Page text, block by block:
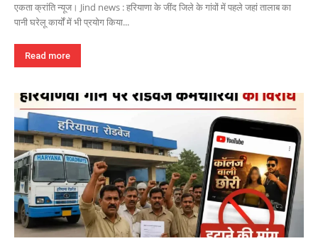
एकता क्रांति न्यूज। Jind news : हरियाणा के जींद जिले के गांवों में पहले जहां तालाब का
पानी घरेलू कार्यों में भी प्रयोग किया...
Read more